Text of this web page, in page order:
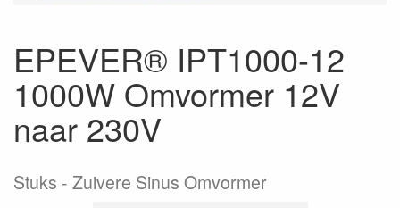
EPEVER® IPT1000-12
1000W Omvormer 12V
naar 230V
Stuks Zuivere Sinus Omvormer